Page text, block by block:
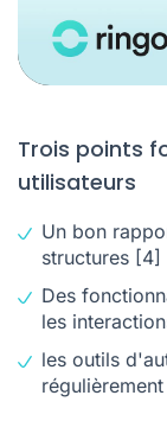
Trois points
utilisateurs
Un bon
structures [4]
Des
les
les outils